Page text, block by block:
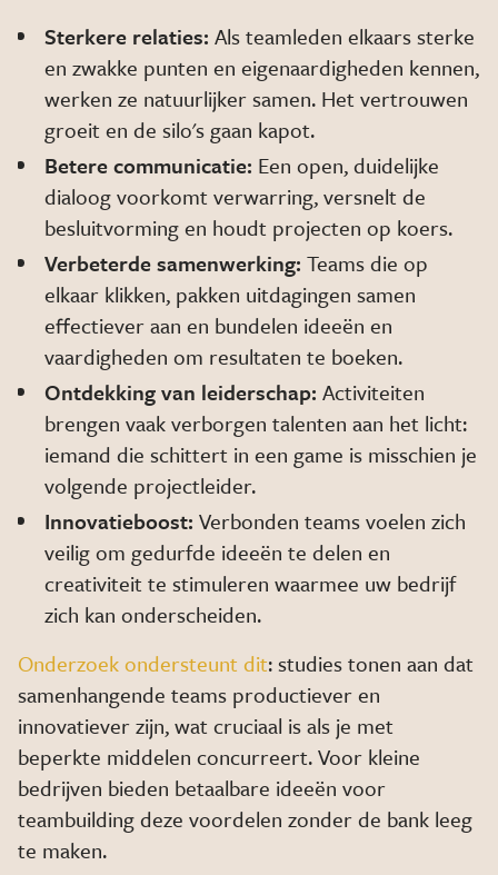
Sterkere relaties: Als teamleden elkaars sterke
en zwakke punten en eigenaardigheden kennen,
werken ze natuurlijker samen. Het vertrouwen
groeit en de silo's gaan kapot.
Betere communicatie: Een open, duidelijke
dialoog voorkomt verwarring, versnelt de
besluitvorming en houdt projecten op koers.
Verbeterde samenwerking: Teams die op
elkaar klikken, pakken uitdagingen samen
effectiever aan en bundelen ideeën en
vaardigheden om resultaten te boeken.
Ontdekking van leiderschap: Activiteiten
brengen vaak verborgen talenten aan het licht:
iemand die schittert in een game is misschien je
volgende projectleider.
Innovatieboost: Verbonden teams voelen zich
veilig om gedurfde ideeën te delen en
creativiteit te stimuleren waarmee uw bedrijf
zich kan onderscheiden.
Onderzoek ondersteunt dit: studies tonen aan dat
samenhangende teams productiever en
innovatiever zijn, wat cruciaal is als je met
beperkte middelen concurreert. Voor kleine
bedrijven bieden betaalbare ideeën voor
teambuilding deze voordelen zonder de bank leeg
te maken.